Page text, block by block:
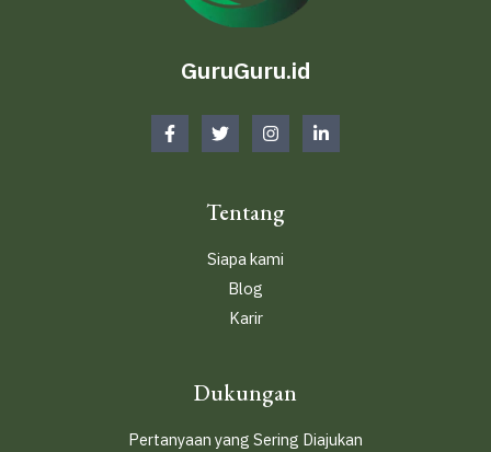
GuruGuru.id
Tentang
Siapa kami
Blog
Karir
Dukungan
Pertanyaan yang Sering Diajukan